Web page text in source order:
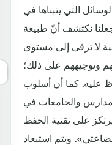
التي يتبناها في
نكتشف أنّ طبيعة
لا ترقى إلى مستوى
وتوجيههم على ذلك؛
عليه. كما أن أسلوب
والجامعات في
على تقنية الحفظ
ويتم استبعاد